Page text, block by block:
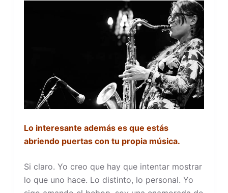
Lo interesante además es que estás
abriendo puertas con tu propia música.
Si claro. Yo creo que hay que intentar mostrar
lo que uno hace. Lo distinto, lo personal. Yo